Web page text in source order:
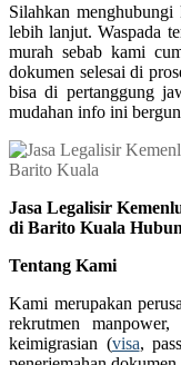
Silahkan
lebih lanjut. Waspada
murah sebab kami
dokumen selesai di
bisa di pertanggung
mudahan info ini
Jasa Legalisir
di Barito Kuala
Tentang Kami
Kami merupakan
rekrutmen manpower,
keimigrasian (visa,